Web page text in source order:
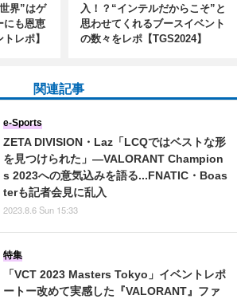
界”はゲ
にも恩恵
レポ】
入！？“インテルだからこそ”と
思わせてくれるブースイベント
の数々をレポ【TGS2024】
関連記事
ZETA DIVISION・Laz「LCQではベストな形
を見つけられた」―VALORANT Champion
s 2023への意気込みを語る...FNATIC・Boas
terも記者会見に乱入
e-Sports
2023.8.6 Sun 15:33
「VCT 2023 Masters Tokyo」イベントレポ
ートー改めて実感した『VALORANT』ファ
特集